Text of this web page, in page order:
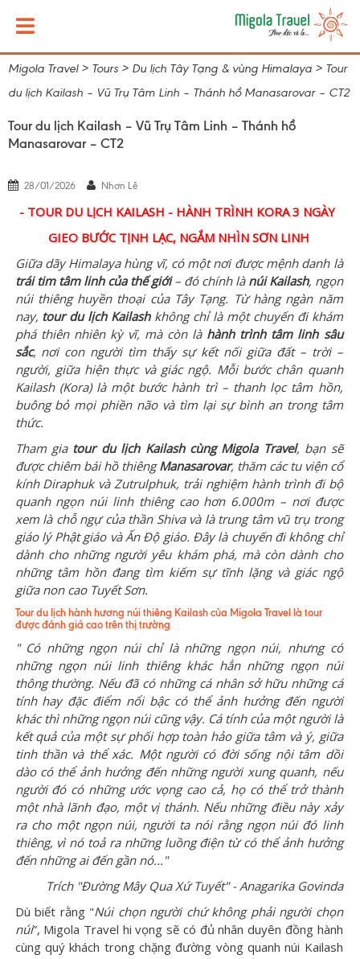
Migola Travel> Tours > Du lịch Tây Tạng & vùng Himalaya > Tour
du lịch Kailash – Vũ Trụ Tâm Linh – Thánh hồ Manasarovar – CT2
Tour du lịch Kailash – Vũ Trụ Tâm Linh – Thánh hồ
Manasarovar – CT2
28/01/2026 Nhơn Lê
- TOUR DU LỊCH KAILASH - HÀNH TRÌNH KORA 3 NGÀY
GIEO BƯỚC TỊNH LẠC, NGẮM NHÌN SƠN LINH
Giữa dãy Himalaya hùng vĩ, có một nơi được mệnh danh là
trái tim tâm linh của thế giới– đó chính là núi Kailash, ngọn
núi thiêng huyền thoại của Tây Tạng. Từ hàng ngàn năm
nay, tour du lịch Kailashkhông chỉ là một chuyến đi khám
phá thiên nhiên kỳ vĩ, mà còn là hành trình tâm linh sâu
sắc, nơi con người tìm thấy sự kết nối giữa đất – trời –
người, giữa hiện thực và giác ngộ. Mỗi bước chân quanh
Kailash (Kora) là một bước hành trì – thanh lọc tâm hồn,
buông bỏ mọi phiền não và tìm lại sự bình an trong tâm
thức.
Tham gia tour du lịch Kailash cùng Migola Travel, bạn sẽ
được chiêm bái hồ thiêngManasarovar, thăm các tu viện cổ
kính Diraphuk và Zutrulphuk, trải nghiệm hành trình đi bộ
quanh ngọn núi linh thiêng cao hơn 6.000m – nơi được
xem là chỗ ngự của thần Shiva và là trung tâm vũ trụ trong
giáo lý Phật giáo và Ấn Độ giáo. Đây là chuyến đi không chỉ
dành cho những người yêu khám phá, mà còn dành cho
những tâm hồn đang tìm kiếm sự tĩnh lặng và giác ngộ
giữa non cao Tuyết Sơn.
Tour du lịch hành hương núi thiêng Kailash của Migola Travel là tour
được đánh giá cao trên thị trường
" Có những ngọn núi chỉ là những ngọn núi, nhưng có
những ngọn núi linh thiêng khác hẳn những ngọn núi
thông thường. Nếu đã có những cá nhân sở hữu những cá
tính hay đặc điểm nổi bậc có thể ảnh hưởng đến người
khác thì những ngọn núi cũng vậy. Cá tính của một người là
kết quả của một sự phối hợp toàn hảo giữa tâm và ý, giữa
tinh thần và thể xác. Một người có đời sống nội tâm dồi
dào có thể ảnh hưởng đến những người xung quanh, nếu
người đó có những ước vọng cao cả, họ có thể trở thành
một nhà lãnh đạo, một vị thánh. Nếu những điều này xảy
ra cho một ngọn núi, người ta nói rằng ngọn núi đó linh
thiêng, vì nó toả ra những luồng điện từ có thể ảnh hưởng
đến những ai đến gần nó..."
Trích "Đường Mây Qua Xứ Tuyết" - Anagarika Govinda
Dù biết rằng "Núi chọn người chứ không phải người chọn
núi”, Migola Travel hi vọng sẽ có đủ nhân duyên đồng hành
cùng quý khách trong chặng đường vòng quanh núi Kailash